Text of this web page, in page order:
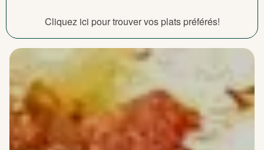
Cliquez ici pour trouver vos plats préférés!